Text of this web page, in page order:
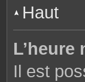
Haut
L’heure
Il est